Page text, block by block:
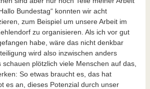
Bundestag“ konnten wir acht
zum Beispiel um unsere Arbeit im
zu organisieren. Als ich vor gut
habe, wäre das nicht denkbar
wird also inzwischen anders
plötzlich viele Menschen auf das,
So etwas braucht es, das hat
es an, dieses Potenzial durch unser